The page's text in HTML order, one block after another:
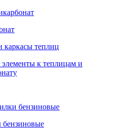
каркасы теплиц
к теплицам и
бензиновые